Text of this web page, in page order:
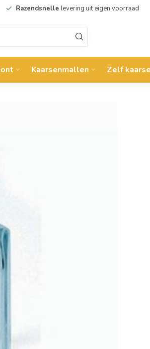
Razendsnelle levering uit eigen voorraad
Kaarsenmallen Zelf